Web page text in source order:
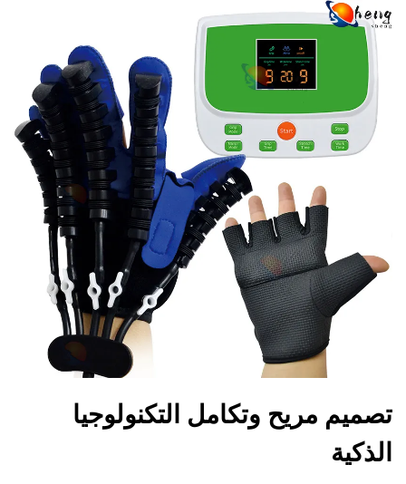
تصميم مريح وتكامل التكنولوجيا
الذكية